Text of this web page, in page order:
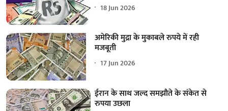
18 Jun 2026
अमेरिकी मुद्रा के मुकाबले रुपये में रही
मजबूती
17 Jun 2026
ईरान के साथ जल्द समझौते के संकेत से
रुपया उछला